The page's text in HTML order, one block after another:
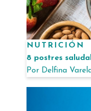
NUTRICIÓN
8 postres
Por Delfina